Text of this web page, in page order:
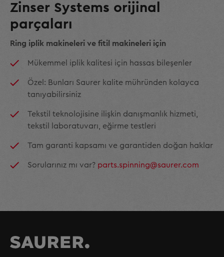
Zinser Systems orijinal
parçaları
Ring iplik makineleri ve fitil makineleri için
Mükemmel iplik kalitesi için hassas bileşenler
Özel: Bunları Saurer kalite mühründen kolayca
tanıyabilirsiniz
Tekstil teknolojisine ilişkin danışmanlık hizmeti,
tekstil laboratuvarı, eğirme testleri
Tam garanti kapsamı ve garantiden doğan haklar
Sorularınız mı var? parts.spinning@saurer.com